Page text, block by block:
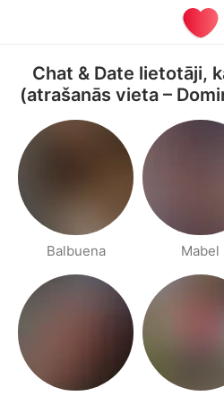
Chat & Date lietotāji,
(atrašanās vieta –
Balbuena Mabel